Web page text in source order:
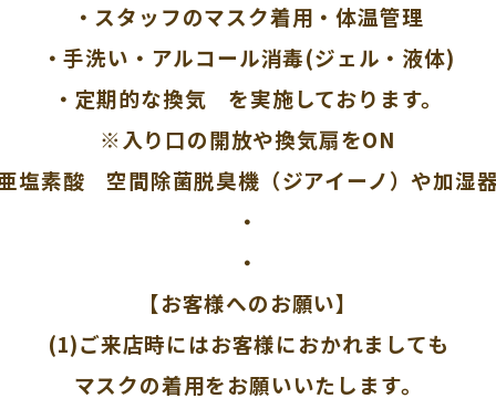
・スタッフのマスク着用・体温管理
・手洗い・アルコール消毒(ジェル・液体)
・定期的な換気 を実施しております。
※入り口の開放や換気扇をON
塩素酸 空間除菌脱臭機（ジアイーノ）や加湿
・
・
【お客様へのお願い】
(1)ご来店時にはお客様におかれましても
マスクの着用をお願いいたします。